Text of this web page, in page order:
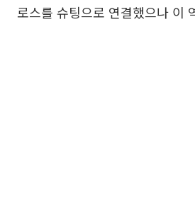
로스를 슈팅으로 연결했으나 이